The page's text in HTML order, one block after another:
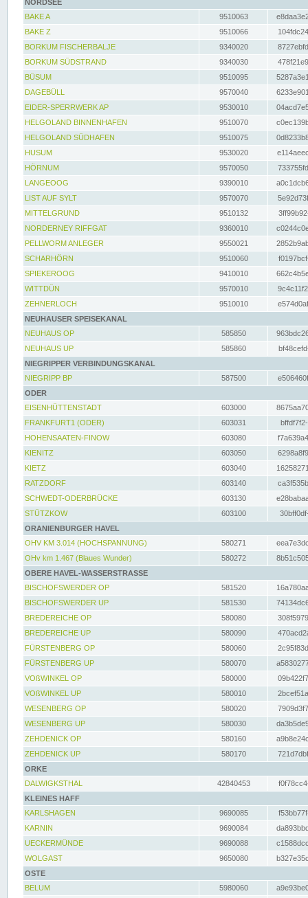
NORDSEE
BAKE A
9510063
BAKE Z
9510066
BORKUM FISCHERBALJE
9340020
BORKUM SÜDSTRAND
9340030
BÜSUM
9510095
DAGEBÜLL
9570040
EIDER-SPERRWERK AP
9530010
HELGOLAND BINNENHAFEN
9510070
HELGOLAND SÜDHAFEN
9510075
HUSUM
9530020
HÖRNUM
9570050
LANGEOOG
9390010
LIST AUF SYLT
9570070
MITTELGRUND
9510132
NORDERNEY RIFFGAT
9360010
PELLWORM ANLEGER
9550021
SCHARHÖRN
9510060
SPIEKEROOG
9410010
WITTDÜN
9570010
ZEHNERLOCH
9510010
NEUHAUSER SPEISEKANAL
NEUHAUS OP
585850
NEUHAUS UP
585860
NIEGRIPPER VERBINDUNGSKANAL
NIEGRIPP BP
587500
ODER
EISENHÜTTENSTADT
603000
FRANKFURT1 (ODER)
603031
HOHENSAATEN-FINOW
603080
KIENITZ
603050
KIETZ
603040
RATZDORF
603140
SCHWEDT-ODERBRÜCKE
603130
STÜTZKOW
603100
ORANIENBURGER HAVEL
OHV KM 3.014 (HOCHSPANNUNG)
580271
OHv km 1.467 (Blaues Wunder)
580272
OBERE HAVEL-WASSERSTRASSE
BISCHOFSWERDER OP
581520
BISCHOFSWERDER UP
581530
BREDEREICHE OP
580080
BREDEREICHE UP
580090
FÜRSTENBERG OP
580060
FÜRSTENBERG UP
580070
VOßWINKEL OP
580000
VOßWINKEL UP
580010
WESENBERG OP
580020
WESENBERG UP
580030
ZEHDENICK OP
580160
ZEHDENICK UP
580170
ORKE
DALWIGKSTHAL
42840453
KLEINES HAFF
KARLSHAGEN
9690085
KARNIN
9690084
UECKERMÜNDE
9690088
WOLGAST
9650080
OSTE
BELUM
5980060